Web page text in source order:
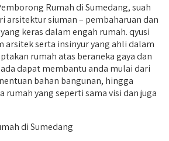
Rumah di Sumedang, suah
arsitektur siuman – pembaharuan dan
keras dalam engah rumah. qyusi
arsitek serta insinyur yang ahli dalam
rumah atas beraneka gaya dan
dapat membantu anda mulai dari
bahan bangunan, hingga
rumah yang seperti sama visi dan juga